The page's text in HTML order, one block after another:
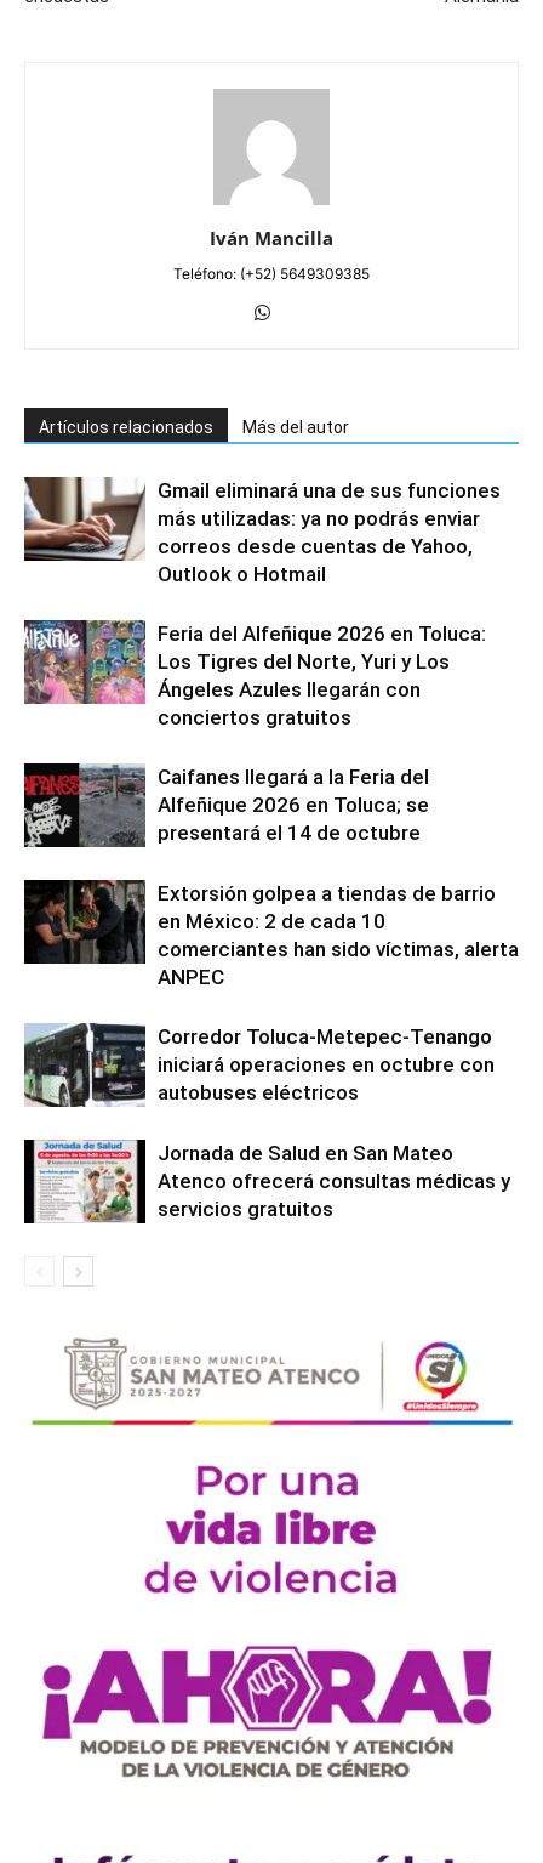
Iván Mancilla
Teléfono: (+52) 5649309385
Artículos relacionados Más del autor
Gmail eliminará una de sus funciones
más utilizadas: ya no podrás enviar
correos desde cuentas de Yahoo,
Outlook o Hotmail
Feria del Alfeñique 2026 en Toluca:
Los Tigres del Norte, Yuri y Los
Ángeles Azules llegarán con
conciertos gratuitos
Caifanes llegará a la Feria del
Alfeñique 2026 en Toluca; se
presentará el 14 de octubre
Extorsión golpea a tiendas de barrio
en México: 2 de cada 10
comerciantes han sido víctimas, alerta
ANPEC
Corredor Toluca-Metepec-Tenango
iniciará operaciones en octubre con
autobuses eléctricos
Jornada de Salud en San Mateo
Atenco ofrecerá consultas médicas y
servicios gratuitos